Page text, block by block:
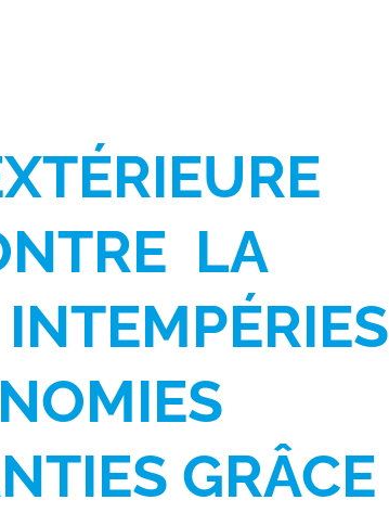
LA
INTEMPÉRIES
GRÂCE